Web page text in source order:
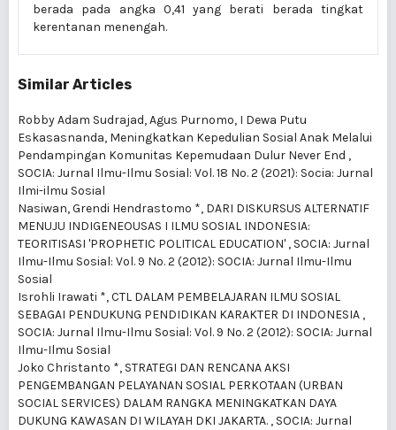
berada pada angka 0,41 yang berati berada tingkat
kerentanan menengah.
Similar Articles
Robby Adam Sudrajad, Agus Purnomo, I Dewa Putu
Eskasasnanda, Meningkatkan Kepedulian Sosial Anak Melalui
Pendampingan Komunitas Kepemudaan Dulur Never End ,
SOCIA: Jurnal Ilmu-Ilmu Sosial: Vol. 18 No. 2 (2021): Socia: Jurnal
Ilmi-ilmu Sosial
Nasiwan, Grendi Hendrastomo *, DARI DISKURSUS ALTERNATIF
MENUJU INDIGENEOUSAS I ILMU SOSIAL INDONESIA:
TEORITISASI 'PROPHETIC POLITICAL EDUCATION' , SOCIA: Jurnal
Ilmu-Ilmu Sosial: Vol. 9 No. 2 (2012): SOCIA: Jurnal Ilmu-Ilmu
Sosial
Isrohli Irawati *,CTL DALAM PEMBELAJARAN ILMU SOSIAL
SEBAGAI PENDUKUNG PENDIDIKAN KARAKTER DI INDONESIA ,
SOCIA: Jurnal Ilmu-Ilmu Sosial: Vol. 9 No. 2 (2012): SOCIA: Jurnal
Ilmu-Ilmu Sosial
Joko Christanto *, STRATEGI DAN RENCANA AKSI
PENGEMBANGAN PELAYANAN SOSIAL PERKOTAAN (URBAN
SOCIAL SERVICES) DALAM RANGKA MENINGKATKAN DAYA
DUKUNG KAWASAN DI WILAYAH DKI JAKARTA. , SOCIA: Jurnal